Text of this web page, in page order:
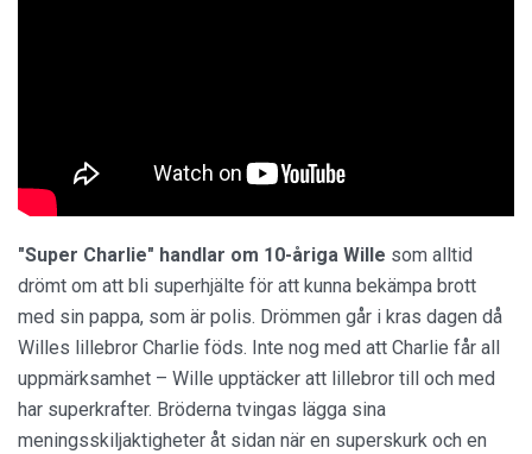
"Super Charlie" handlar om 10-åriga Wille som alltid
drömt om att bli superhjälte för att kunna bekämpa brott
med sin pappa, som är polis. Drömmen går i kras dagen då
Willes lillebror Charlie föds. Inte nog med att Charlie får all
uppmärksamhet – Wille upptäcker att lillebror till och med
har superkrafter. Bröderna tvingas lägga sina
meningsskiljaktigheter åt sidan när en superskurk och en